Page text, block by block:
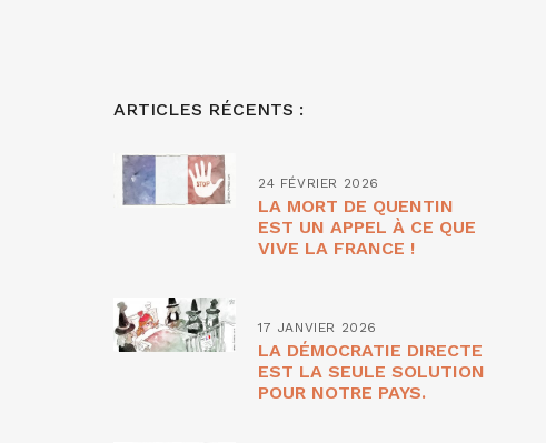
ARTICLES RÉCENTS :
24 FÉVRIER 2026
LA MORT DE QUENTIN
EST UN APPEL À CE QUE
VIVE LA FRANCE !
17 JANVIER 2026
LA DÉMOCRATIE DIRECTE
EST LA SEULE SOLUTION
POUR NOTRE PAYS.